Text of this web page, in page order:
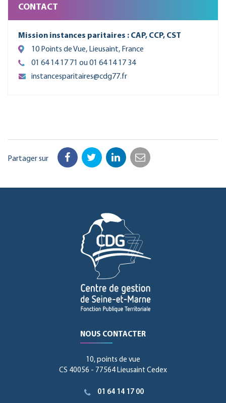
CONTACT
Mission instances paritaires : CAP, CCP, CST
10 Points de Vue, Lieusaint, France
01 64 14 17 71 ou 01 64 14 17 34
instancesparitaires@cdg77.fr
Partager sur Facebook
TwitterLinkedIn
Email
NOUS CONTACTER
10, points de vue
CS 40056 - 77564 Lieusaint Cedex
01 64 14 17 00